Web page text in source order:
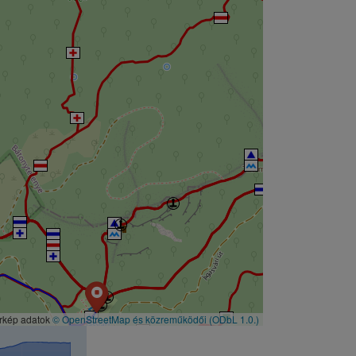
adatok© OpenStreetMap és közreműködői (ODbL 1.0.)